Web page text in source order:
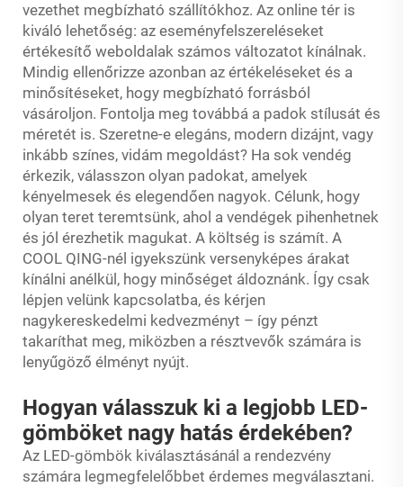
vezethet megbízható szállítókhoz. Az online tér is
kiváló lehetőség: az eseményfelszereléseket
értékesítő weboldalak számos változatot kínálnak.
Mindig ellenőrizze azonban az értékeléseket és a
minősítéseket, hogy megbízható forrásból
vásároljon. Fontolja meg továbbá a padok stílusát és
méretét is. Szeretne-e elegáns, modern dizájnt, vagy
inkább színes, vidám megoldást? Ha sok vendég
érkezik, válasszon olyan padokat, amelyek
kényelmesek és elegendően nagyok. Célunk, hogy
olyan teret teremtsünk, ahol a vendégek pihenhetnek
és jól érezhetik magukat. A költség is számít. A
COOL QING-nél igyekszünk versenyképes árakat
kínálni anélkül, hogy minőséget áldoznánk. Így csak
lépjen velünk kapcsolatba, és kérjen
nagykereskedelmi kedvezményt – így pénzt
takaríthat meg, miközben a résztvevők számára is
lenyűgöző élményt nyújt.
Hogyan válasszuk ki a legjobb LED-
gömböket nagy hatás érdekében?
Az LED-gömbök kiválasztásánál a rendezvény
számára legmegfelelőbbet érdemes megválasztani.